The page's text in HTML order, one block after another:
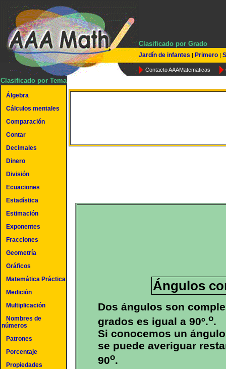
Clasificado por Grado
Jardín de infantes | Primero |
Contacto AAAMatematicas
Clasificado por Tema
Álgebra
Cálculos mentales
Comparación
Contar
Decimales
Dinero
División
Ecuaciones
Estadística
Estimación
Exponentes
Fracciones
Geometría
Gráficos
Matemática Práctica
Medición
Multiplicación
Nombres de
números
Patrones
Porcentaje
Propiedades
Ángulos
Dos ángulos son
grados es igual a 90º.o.
Si conocemos un
se puede averiguar
90o.